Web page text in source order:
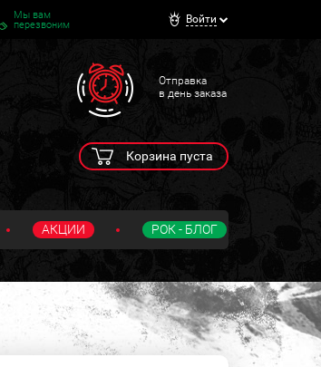
Мы вам
перезвоним
Войти
Отправка
в день заказа
Корзина пуста
АКЦИИ РОК - БЛОГ